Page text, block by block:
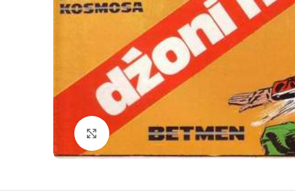
Klikni da povečaš